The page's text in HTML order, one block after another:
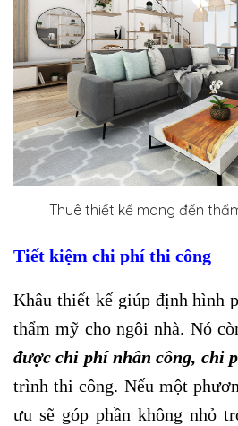
Thuê thiết kế mang đến
Tiết kiệm chi phí thi công
Khâu thiết kế giúp định hình
thẩm mỹ cho ngôi nhà. Nó
được chi phí nhân công, chi
trình thi công. Nếu một
ưu sẽ góp phần không nhỏ